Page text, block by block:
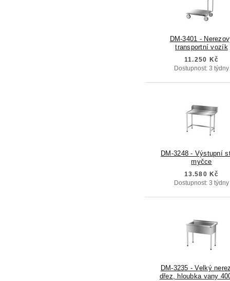
DM-3401 -
transportní vozík
11.250 Kč
Dostupnost: 3 týdny
DM-3248 - Výstupní
myčce
13.580 Kč
Dostupnost: 3 týdny
DM-3235 - Velký
dřez, hloubka vany